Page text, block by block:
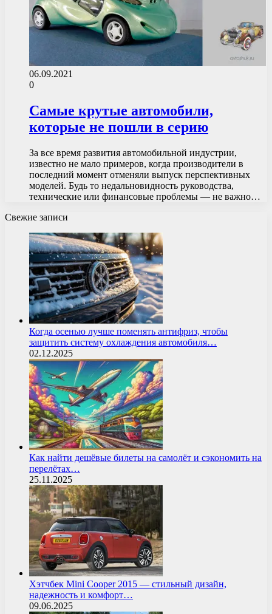
06.09.2021
0
Самые крутые автомобили,
которые не пошли в серию
За все время развития автомобильной индустрии,
известно не мало примеров, когда производители в
последний момент отменяли выпуск перспективных
моделей. Будь то недальновидность руководства,
технические или финансовые проблемы — не важно…
Свежие записи
Когда осенью лучше поменять антифриз, чтобы
защитить систему охлаждения автомобиля…
02.12.2025
Как найти дешёвые билеты на самолёт и сэкономить на
перелётах…
25.11.2025
Хэтчбек Mini Cooper 2015 — стильный дизайн,
надежность и комфорт…
09.06.2025